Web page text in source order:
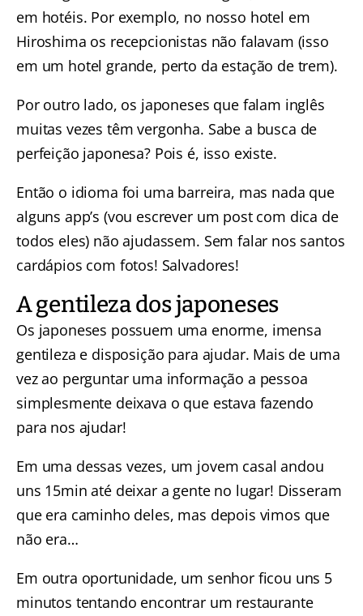
em hotéis. Por exemplo, no nosso hotel em
Hiroshima os recepcionistas não falavam (isso
em um hotel grande, perto da estação de trem).
Por outro lado, os japoneses que falam inglês
muitas vezes têm vergonha. Sabe a busca de
perfeição japonesa? Pois é, isso existe.
Então o idioma foi uma barreira, mas nada que
alguns app’s (vou escrever um post com dica de
todos eles) não ajudassem. Sem falar nos santos
cardápios com fotos! Salvadores!
A gentileza dos japoneses
Os japoneses possuem uma enorme, imensa
gentileza e disposição para ajudar. Mais de uma
vez ao perguntar uma informação a pessoa
simplesmente deixava o que estava fazendo
para nos ajudar!
Em uma dessas vezes, um jovem casal andou
uns 15min até deixar a gente no lugar! Disseram
que era caminho deles, mas depois vimos que
não era…
Em outra oportunidade, um senhor ficou uns 5
minutos tentando encontrar um restaurante